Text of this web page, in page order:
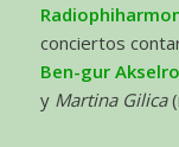
conciertos
Ben-gur
y Martina Gilica